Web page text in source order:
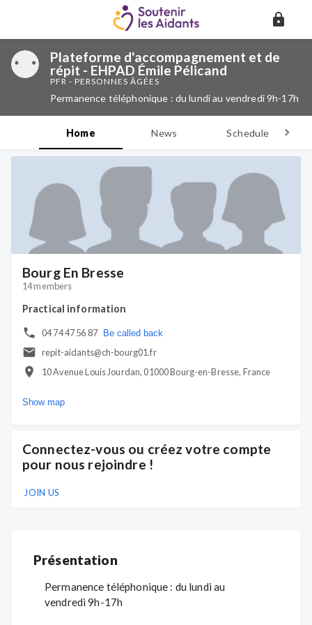
Plateforme d'accompagnement et de
répit - EHPAD Émile Pélicand
PFR - PERSONNES ÂGÉES
Permanence téléphonique : du lundi au vendredi 9h-17h
Home News Schedule
Bourg En Bresse
14 members
Practical information
04 74 47 56 87 Be called back
repit-aidants@ch-bourg01.fr
10 Avenue Louis Jourdan, 01000 Bourg-en-Bresse, France
Show map
Connectez-vous ou créez votre compte
pour nous rejoindre !
JOIN US
Présentation
Permanence téléphonique : du lundi au
vendredi 9h-17h